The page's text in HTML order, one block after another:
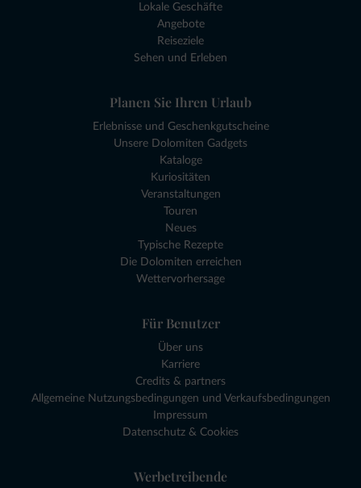
Lokale Geschäfte
Angebote
Reiseziele
Sehen und Erleben
Planen Sie Ihren Urlaub
Erlebnisse und Geschenkgutscheine
Unsere Dolomiten Gadgets
Kataloge
Kuriositäten
Veranstaltungen
Touren
Neues
Typische Rezepte
Die Dolomiten erreichen
Wettervorhersage
Für Benutzer
Über uns
Karriere
Credits & partners
Allgemeine Nutzungsbedingungen und Verkaufsbedingungen
Impressum
Datenschutz & Cookies
Werbetreibende